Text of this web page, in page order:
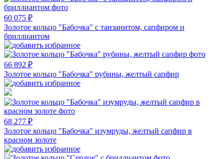
60 075 ₽
Золотое кольцо "Бабочка" с танзанитом, сапфиром и
бриллиантом
66 892 ₽
Золотое кольцо "Бабочка" рубины, желтый сапфир
68 277 ₽
Золотое кольцо "Бабочка" изумруды, желтый сапфир в
красном золоте